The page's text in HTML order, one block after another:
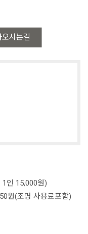
오시는길
인 15,000원)
원(조명 사용료포함)